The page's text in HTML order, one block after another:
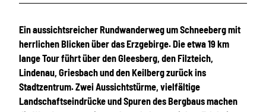
Ein aussichtsreicher Rundwanderweg um Schneeberg mit
herrlichen Blicken über das Erzgebirge. Die etwa 19 km
lange Tour führt über den Gleesberg, den Filzteich,
Lindenau, Griesbach und den Keilberg zurück ins
Stadtzentrum. Zwei Aussichtstürme, vielfältige
Landschaftseindrücke und Spuren des Bergbaus machen